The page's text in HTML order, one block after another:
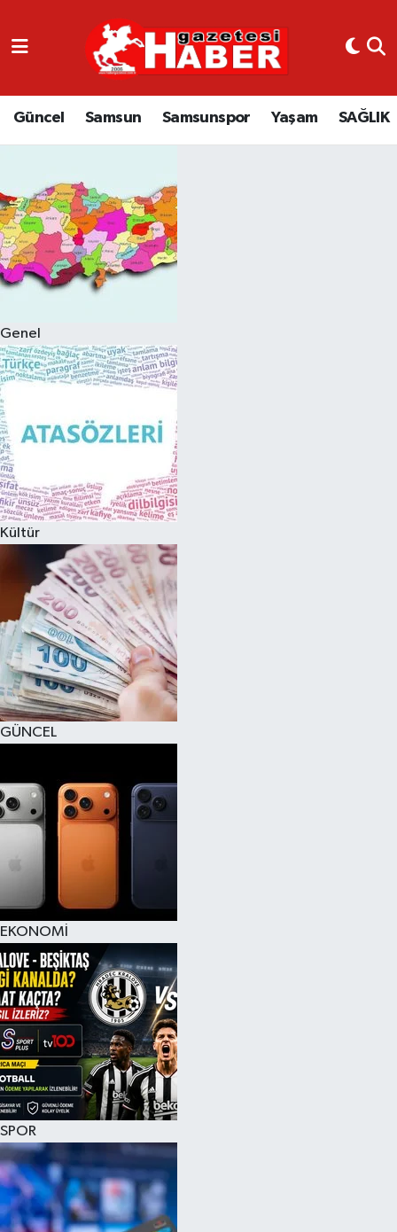
Güncel Samsun Samsunspor Yaşam SAĞLIK
Genel
Kültür
GÜNCEL
EKONOMİ
SPOR
GÜNCEL
SAMSUN
EKONOMİ
YAŞAM